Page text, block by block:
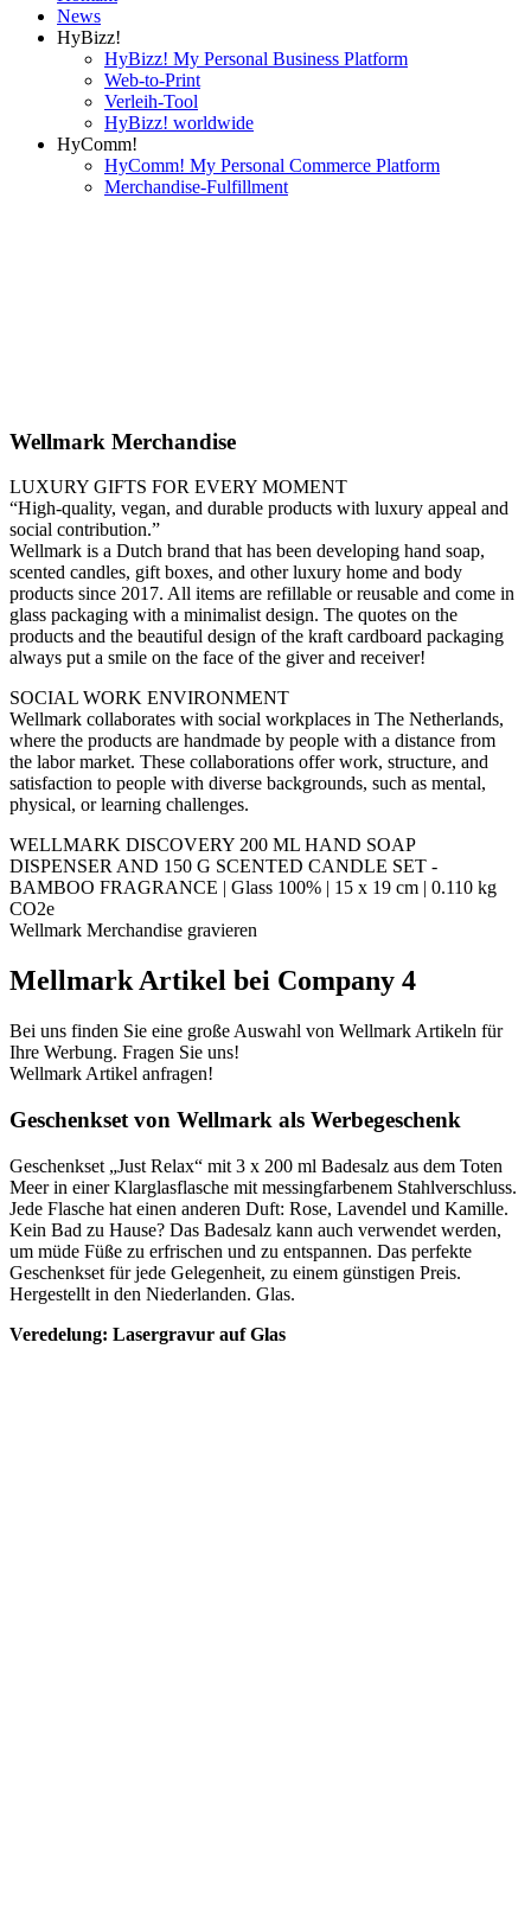
News
HyBizz!
HyBizz! My Personal Business Platform
Web-to-Print
Verleih-Tool
HyBizz! worldwide
HyComm!
HyComm! My Personal Commerce Platform
Merchandise-Fulfillment
Wellmark Merchandise
LUXURY GIFTS FOR EVERY MOMENT
“High-quality, vegan, and durable products with luxury appeal and
social contribution.”
Wellmark is a Dutch brand that has been developing hand soap,
scented candles, gift boxes, and other luxury home and body
products since 2017. All items are refillable or reusable and come in
glass packaging with a minimalist design. The quotes on the
products and the beautiful design of the kraft cardboard packaging
always put a smile on the face of the giver and receiver!
SOCIAL WORK ENVIRONMENT
Wellmark collaborates with social workplaces in The Netherlands,
where the products are handmade by people with a distance from
the labor market. These collaborations offer work, structure, and
satisfaction to people with diverse backgrounds, such as mental,
physical, or learning challenges.
WELLMARK DISCOVERY 200 ML HAND SOAP
DISPENSER AND 150 G SCENTED CANDLE SET -
BAMBOO FRAGRANCE | Glass 100% | 15 x 19 cm | 0.110 kg
CO2e
Wellmark Merchandise gravieren
Mellmark Artikel bei Company 4
Bei uns finden Sie eine große Auswahl von Wellmark Artikeln für
Ihre Werbung. Fragen Sie uns!
Wellmark Artikel anfragen!
Geschenkset von Wellmark als Werbegeschenk
Geschenkset „Just Relax“ mit 3 x 200 ml Badesalz aus dem Toten
Meer in einer Klarglasflasche mit messingfarbenem Stahlverschluss.
Jede Flasche hat einen anderen Duft: Rose, Lavendel und Kamille.
Kein Bad zu Hause? Das Badesalz kann auch verwendet werden,
um müde Füße zu erfrischen und zu entspannen. Das perfekte
Geschenkset für jede Gelegenheit, zu einem günstigen Preis.
Hergestellt in den Niederlanden. Glas.
Veredelung: Lasergravur auf Glas